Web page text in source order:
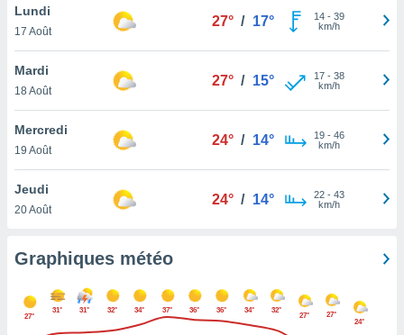
pas
de
à
cas,
que
sur le
ne
Lundi
17 Août
27° / 17° 14- 39
km/h
Mardi
18 Août
27° / 15° 17- 38
km/h
Mercredi
19 Août
24° / 14° 19- 46
km/h
Jeudi
20 Août
24° / 14° 22- 43
km/h
Graphiques météo
27°
31° 31° 32° 34° 37° 36° 36° 34° 32°
27°
27°
24°